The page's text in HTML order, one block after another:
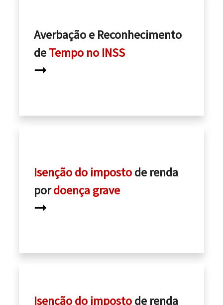
Averbação e Reconhecimento
deTempo no INSS
➞
Isenção do impostode renda
pordoença grave
➞
Isenção do impostode renda